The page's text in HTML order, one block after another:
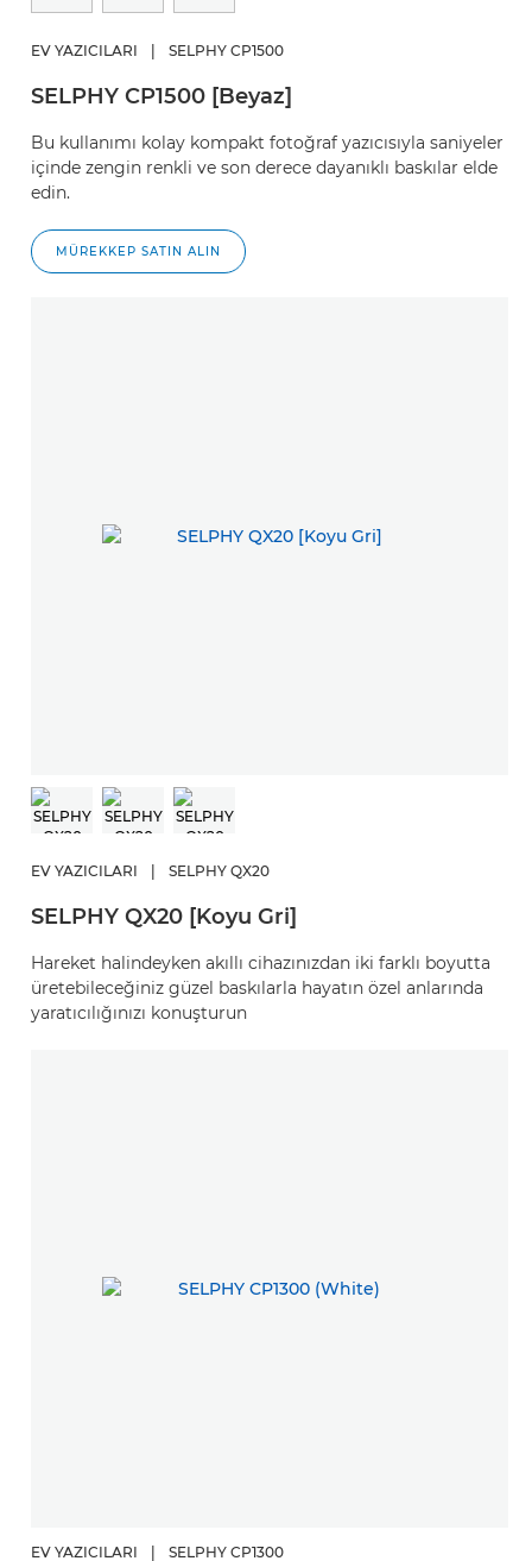
EV YAZICILARI SELPHY CP1500
SELPHY CP1500 [Beyaz]
Bu kullanımı kolay kompakt fotoğraf yazıcısıyla saniyeler
içinde zengin renkli ve son derece dayanıklı baskılar elde
edin.
MÜREKKEP SATIN ALIN
EV YAZICILARI SELPHY QX20
SELPHY QX20 [Koyu Gri]
Hareket halindeyken akıllı cihazınızdan iki farklı boyutta
üretebileceğiniz güzel baskılarla hayatın özel anlarında
yaratıcılığınızı konuşturun
EV YAZICILARI SELPHY CP1300